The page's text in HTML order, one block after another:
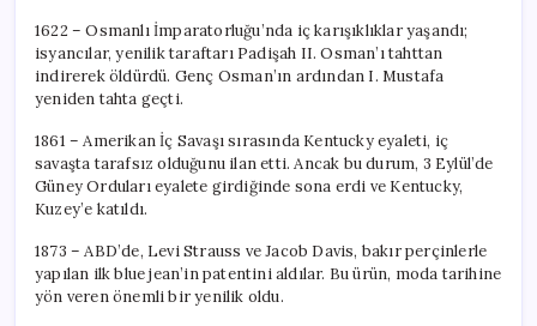
1622 – Osmanlı İmparatorluğu’nda iç karışıklıklar yaşandı;
isyancılar, yenilik taraftarı Padişah II. Osman’ı tahttan
indirerek öldürdü. Genç Osman’ın ardından I. Mustafa
yeniden tahta geçti.
1861 – Amerikan İç Savaşı sırasında Kentucky eyaleti, iç
savaşta tarafsız olduğunu ilan etti. Ancak bu durum, 3 Eylül’de
Güney Orduları eyalete girdiğinde sona erdi ve Kentucky,
Kuzey’e katıldı.
1873 – ABD’de, Levi Strauss ve Jacob Davis, bakır perçinlerle
yapılan ilk blue jean’in patentini aldılar. Bu ürün, moda tarihine
yön veren önemli bir yenilik oldu.